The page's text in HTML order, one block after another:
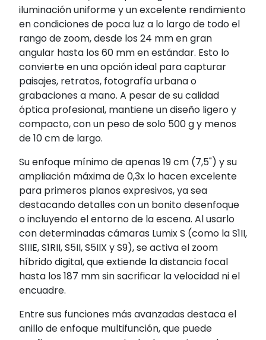
iluminación uniforme y un excelente rendimiento
en condiciones de poca luz a lo largo de todo el
rango de zoom, desde los 24 mm en gran
angular hasta los 60 mm en estándar. Esto lo
convierte en una opción ideal para capturar
paisajes, retratos, fotografía urbana o
grabaciones a mano. A pesar de su calidad
óptica profesional, mantiene un diseño ligero y
compacto, con un peso de solo 500 g y menos
de 10 cm de largo.
Su enfoque mínimo de apenas 19 cm (7,5") y su
ampliación máxima de 0,3x lo hacen excelente
para primeros planos expresivos, ya sea
destacando detalles con un bonito desenfoque
o incluyendo el entorno de la escena. Al usarlo
con determinadas cámaras Lumix S (como la S1II,
S1IIE, S1RII, S5II, S5IIX y S9), se activa el zoom
híbrido digital, que extiende la distancia focal
hasta los 187 mm sin sacrificar la velocidad ni el
encuadre.
Entre sus funciones más avanzadas destaca el
anillo de enfoque multifunción, que puede